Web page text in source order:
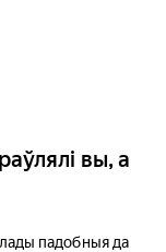
вы, а
падобныя да